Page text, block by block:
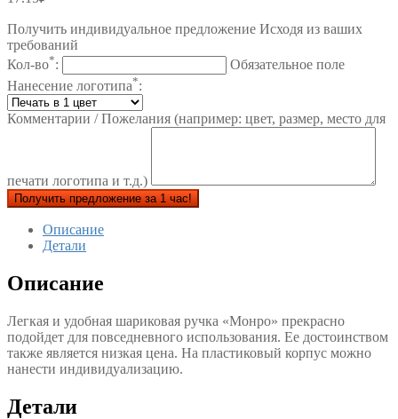
Получить индивидуальное предложение Исходя из ваших
требований
Кол-во*:
Обязательное поле
Нанесение логотипа*:
Комментарии / Пожелания (например: цвет, размер, место для
печати логотипа и т.д.)
Получить предложение за 1 час!
Описание
Детали
Описание
Легкая и удобная шариковая ручка «Монро» прекрасно
подойдет для повседневного использования. Ее достоинством
также является низкая цена. На пластиковый корпус можно
нанести индивидуализацию.
Детали